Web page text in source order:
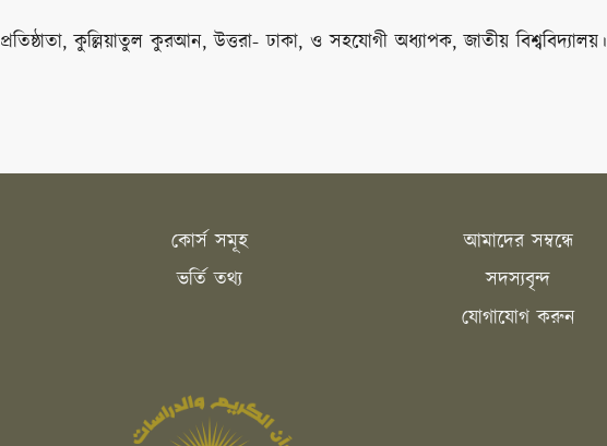
প্রতিষ্ঠাতা, কুল্লিয়াতুল কুরআন, উত্তরা- ঢাকা, ও সহযোগী অধ্যাপক, জাতীয় বিশ্ববিদ্যালয়।
কোর্স সমূহ
ভর্তি তথ্য
আমাদের সম্বন্ধে
সদস্যবৃন্দ
যোগাযোগ করুন